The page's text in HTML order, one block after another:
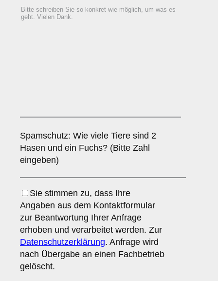
Spamschutz: Wie viele Tiere sind 2
Hasen und ein Fuchs? (Bitte Zahl
eingeben)
Sie stimmen zu, dass Ihre
Angaben aus dem Kontaktformular
zur Beantwortung Ihrer Anfrage
erhoben und verarbeitet werden. Zur
Datenschutzerklärung. Anfrage wird
nach Übergabe an einen Fachbetrieb
gelöscht.